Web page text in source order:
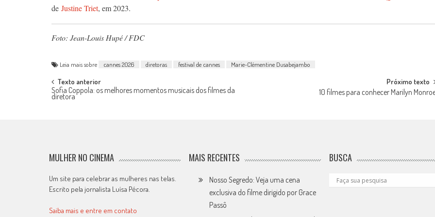
de Justine Triet, em 2023.
Foto: Jean-Louis Hupé / FDC
Leia mais sobre cannes 2026 diretoras festival de cannes Marie-Clémentine Dusabejambo
Post
navigation
Texto anterior
Sofia Coppola: os melhores momentos musicais dos filmes da
diretora
Próximo texto
10 filmes para conhecer Marilyn
MULHER NO CINEMA
Um site para celebrar as mulheres nas telas.
Escrito pela jornalista Luísa Pécora.
Saiba mais e entre em contato
MAIS RECENTES
Nosso Segredo: Veja uma cena
exclusiva do filme dirigido por Grace
Passô
BUSCA